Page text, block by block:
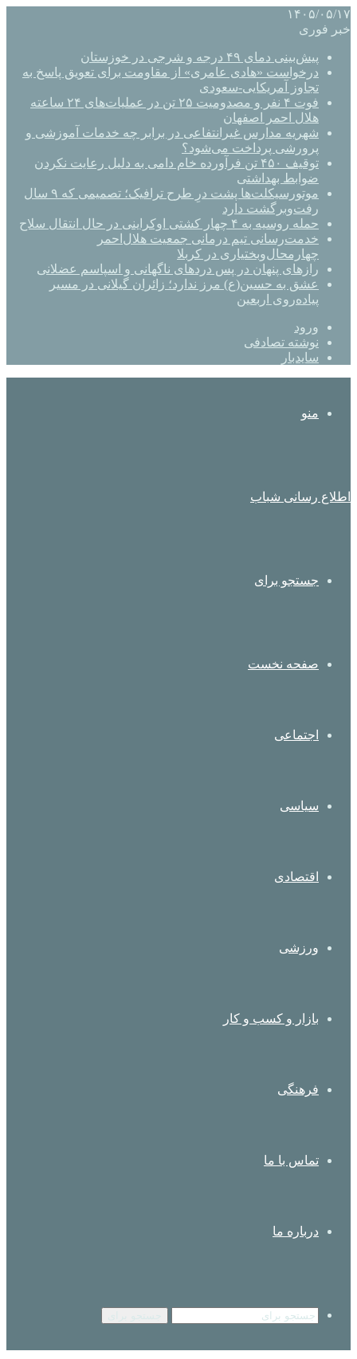
۱۴۰۵/۰۵/۱۷
خبر فوری
پیش‌بینی دمای ۴۹ درجه و شرجی در خوزستان
درخواست «هادی عامری» از مقاومت برای تعویق پاسخ به
تجاوز آمریکایی-سعودی
فوت ۴ نفر و مصدومیت ۲۵ تن در عملیات‌های ۲۴ ساعته
هلال احمر اصفهان
شهریه مدارس غیرانتفاعی در برابر چه خدمات آموزشی و
پرورشی پرداخت می‌شود؟
توقیف ۴۵۰ تن فرآورده خام دامی به دلیل رعایت نکردن
ضوابط بهداشتی
موتورسیکلت‌ها پشت درِ طرح ترافیک؛ تصمیمی که ۹ سال
رفت‌وبرگشت دارد
حمله روسیه به ۴ چهار کشتی اوکراینی در حال انتقال سلاح
خدمت‌رسانی تیم درمانی جمعیت هلال‌احمر
چهارمحال‌وبختیاری در کربلا
رازهای پنهان در پس دردهای ناگهانی و اسپاسم عضلانی
عشق به حسین(ع) مرز ندارد؛ زائران گیلانی در مسیر
پیاده‌روی اربعین
ورود
نوشته تصادفی
سایدبار
منو
اطلاع رسانی شباب
جستجو برای
صفحه نخست
اجتماعی
سیاسی
اقتصادی
ورزشی
بازار و کسب و کار
فرهنگی
تماس با ما
درباره ما